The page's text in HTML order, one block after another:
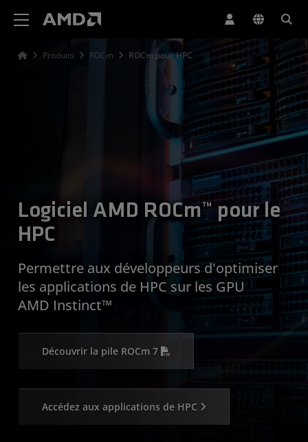
Produits ROCm ROCm pour HPC
Logiciel AMD ROCm™ pour le
HPC
Permettre aux développeurs d'optimiser
les applications de HPC sur les GPU
AMD Instinct™
Découvrir la pile ROCm 7
Accédez aux applications de HPC